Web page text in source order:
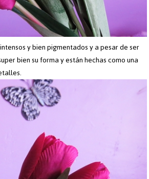
y bien pigmentados y a pesar de ser
bien su forma y están hechas como una